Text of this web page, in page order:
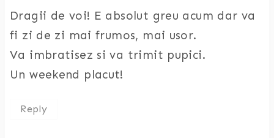
Dragii de voi! E absolut greu acum dar va
fi zi de zi mai frumos, mai usor.
Va imbratisez si va trimit pupici.
Un weekend placut!
Reply